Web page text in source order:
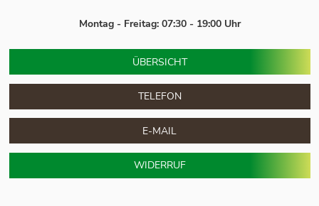
Montag - Freitag: 07:30 - 19:00 Uhr
ÜBERSICHT
TELEFON
E-MAIL
WIDERRUF